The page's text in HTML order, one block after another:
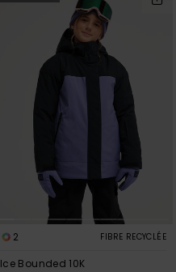
2 FIBRE RECYCLÉE
Ice Bounded 10K